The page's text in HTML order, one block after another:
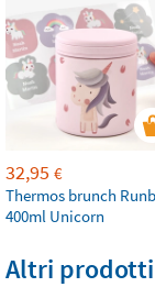
32,95 €
Thermos brunch
400ml Unicorn
Altri